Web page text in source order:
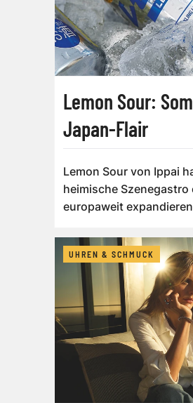
Lemon Sour:
Japan-Flair
Lemon Sour von Ippai
heimische
europaweit
UHREN & SCHMUCK